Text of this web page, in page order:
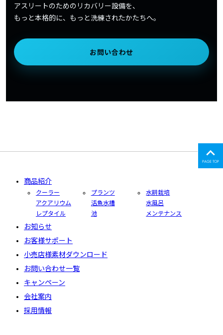
アスリートのためのリカバリー設備を、
もっと本格的に、もっと洗練されたかたちへ。
お問い合わせ
PAGE TOP
商品紹介
クーラー
アクアリウム
レプタイル
プランツ
活魚水槽
池
水耕栽培
水風呂
メンテナンス
お知らせ
お客様サポート
小売店様素材ダウンロード
お問い合わせ一覧
キャンペーン
会社案内
採用情報